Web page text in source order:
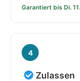
Garantiert bis Di.
4
Zulassen